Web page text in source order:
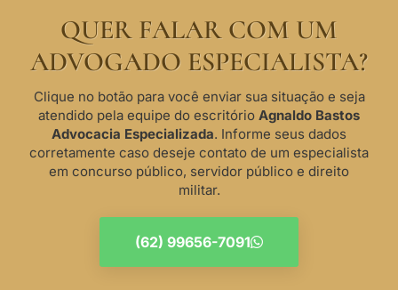
QUER FALAR COM UM
ADVOGADO ESPECIALISTA?
Clique no botão para você enviar sua situação e seja
atendido pela equipe do escritório Agnaldo Bastos
Advocacia Especializada. Informe seus dados
corretamente caso deseje contato de um especialista
em concurso público, servidor público e direito
militar.
(62) 99656-7091